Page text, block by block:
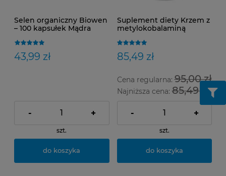
Selen organiczny Biowen
– 100 kapsułek Mądra
43,99 zł
- +
szt.
do koszyka
Suplement diety Krzem z
metylokobalaminą
85,49 zł
Cena regularna:95,00 zł
Najniższa cena:85,49 zł
- +
szt.
do koszyka